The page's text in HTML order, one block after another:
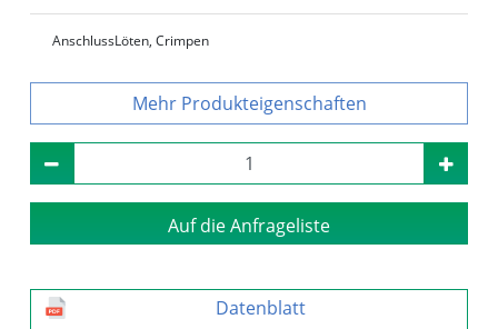
AnschlussLöten, Crimpen
Produkteigenschaften
Auf die Anfrageliste
Datenblatt